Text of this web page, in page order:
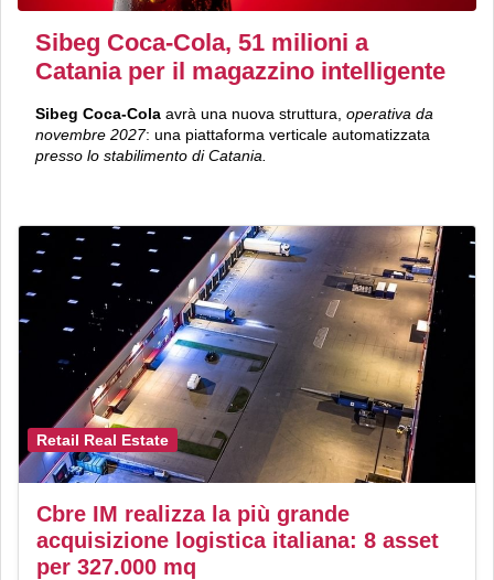
Sibeg Coca-Cola, 51 milioni a
Catania per il magazzino intelligente
Sibeg Coca-Cola avrà una nuova struttura, operativa da
novembre 2027: una piattaforma verticale automatizzata
presso lo stabilimento di Catania.
Retail Real Estate
Cbre IM realizza la più grande
acquisizione logistica italiana: 8 asset
per 327.000 mq